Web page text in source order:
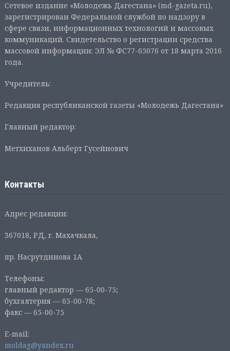
Сетевое издание «Молодежь Дагестана» (md-gazeta.ru),
зарегистрирован Федеральной службой по надзору в
сфере связи, информационных технологий и массовых
коммуникаций. Свидетельство о регистрации средства
массовой информации: ЭЛ № ФС77-65076 от 18 марта 2016
года.
Учредитель:
Редакция республиканской газеты «Молодежь Дагестана»
Главный редактор:
Метхиханов Альберт Гусейнович
Контакты
Адрес редакции:
367018, РД, г. Махачкала,
пр. Насрутдинова 1А
Телефоны:
главный редактор — 65-00-75;
бухгалтерия — 65-00-78;
факс — 65-00-75
E-mail:
moldag@yandex.ru